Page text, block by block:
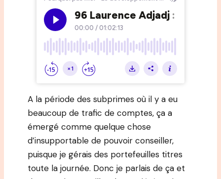
A la période des subprimes où il y a eu
beaucoup de trafic de comptes, ça a
émergé comme quelque chose
d’insupportable de pouvoir conseiller,
puisque je gérais des portefeuilles titres
toute la journée. Donc je parlais de ça et